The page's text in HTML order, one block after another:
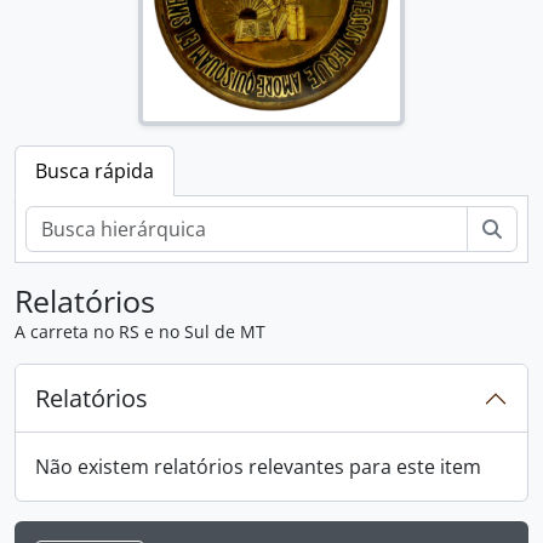
Busca rápida
Relatórios
A carreta no RS e no Sul de MT
Relatórios
Não existem relatórios relevantes para este item